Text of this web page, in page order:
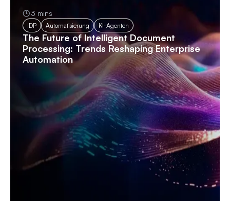
3 mins
IDP Automatisierung KI-Agenten
The Future of Intelligent Document
Processing: Trends Reshaping Enterprise
Automation